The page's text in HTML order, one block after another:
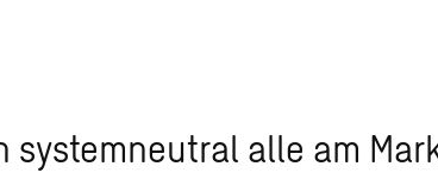
systemneutral alle am